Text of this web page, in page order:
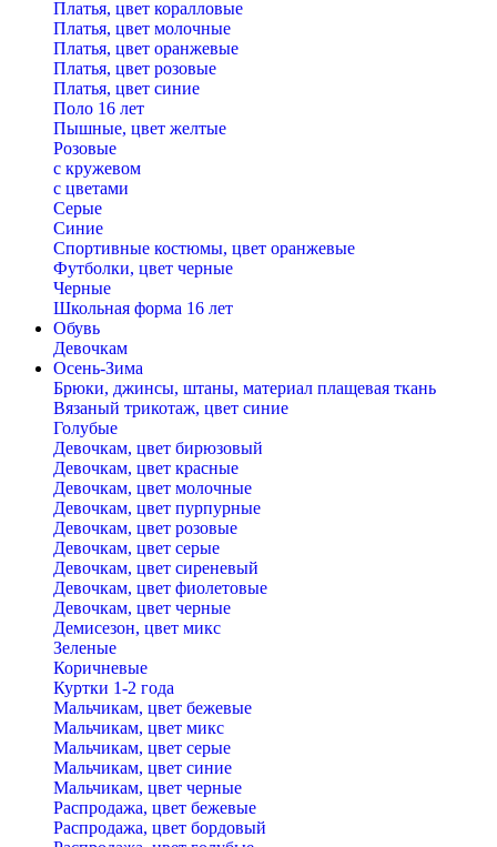
Платья, цвет коралловые
Платья, цвет молочные
Платья, цвет оранжевые
Платья, цвет розовые
Платья, цвет синие
Поло 16 лет
Пышные, цвет желтые
Розовые
с кружевом
с цветами
Серые
Синие
Спортивные костюмы, цвет оранжевые
Футболки, цвет черные
Черные
Школьная форма 16 лет
Обувь
Девочкам
Осень-Зима
Брюки, джинсы, штаны, материал плащевая ткань
Вязаный трикотаж, цвет синие
Голубые
Девочкам, цвет бирюзовый
Девочкам, цвет красные
Девочкам, цвет молочные
Девочкам, цвет пурпурные
Девочкам, цвет розовые
Девочкам, цвет серые
Девочкам, цвет сиреневый
Девочкам, цвет фиолетовые
Девочкам, цвет черные
Демисезон, цвет микс
Зеленые
Коричневые
Куртки 1-2 года
Мальчикам, цвет бежевые
Мальчикам, цвет микс
Мальчикам, цвет серые
Мальчикам, цвет синие
Мальчикам, цвет черные
Распродажа, цвет бежевые
Распродажа, цвет бордовый